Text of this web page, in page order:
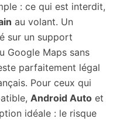
: ce qui est interdit,
au volant. Un
sur un support
Google Maps sans
parfaitement légal
Pour ceux qui
Android Auto et
idéale : le risque